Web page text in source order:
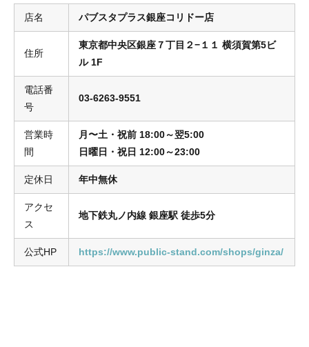
店名 パブスタプラス銀座コリドー店
住所
東京都中央区銀座７丁目２−１１ 横須賀第5ビ
ル 1F
電話番
号
03-6263-9551
営業時
間
月〜土・祝前 18:00～翌5:00
日曜日・祝日 12:00～23:00
定休日 年中無休
アクセ
ス
地下鉄丸ノ内線 銀座駅 徒歩5分
公式HP https://www.public-stand.com/shops/ginza/